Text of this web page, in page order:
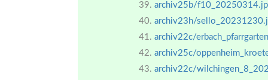
archiv25b/
archiv23h/
archiv22c/
archiv25c/
archiv22c/